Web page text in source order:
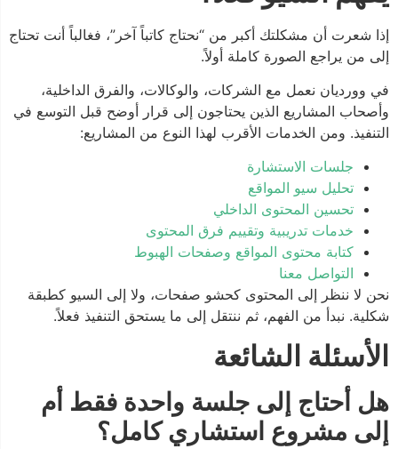
إذا شعرت أن مشكلتك أكبر من “نحتاج كاتباً آخر”، فغالباً أنت تحتاج
إلى من يراجع الصورة كاملة أولاً.
في وورديان نعمل مع الشركات، والوكالات، والفرق الداخلية،
وأصحاب المشاريع الذين يحتاجون إلى قرار أوضح قبل التوسع في
التنفيذ. ومن الخدمات الأقرب لهذا النوع من المشاريع:
جلسات الاستشارة
تحليل سيو المواقع
تحسين المحتوى الداخلي
خدمات تدريبية وتقييم فرق المحتوى
كتابة محتوى المواقع وصفحات الهبوط
التواصل معنا
نحن لا ننظر إلى المحتوى كحشو صفحات، ولا إلى السيو كطبقة
شكلية. نبدأ من الفهم، ثم ننتقل إلى ما يستحق التنفيذ فعلاً.
الأسئلة الشائعة
هل أحتاج إلى جلسة واحدة فقط أم
إلى مشروع استشاري كامل؟